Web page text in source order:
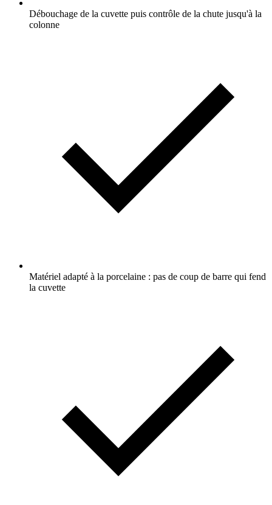
Débouchage de la cuvette puis contrôle de la chute jusqu'à la
colonne
Matériel adapté à la porcelaine : pas de coup de barre qui fend
la cuvette